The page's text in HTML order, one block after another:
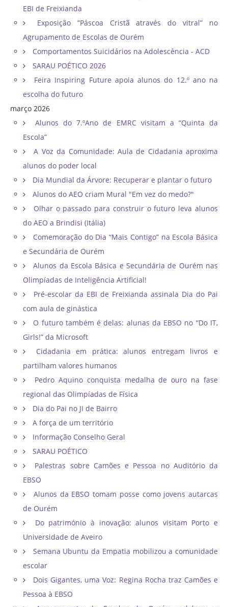
EBI de Freixianda
Exposição “Páscoa Cristã através do vitral” no
Agrupamento de Escolas de Ourém
Comportamentos Suicidários na Adolescência - ACD
SARAU POÉTICO 2026
Feira Inspiring Future apoia alunos do 12.º ano na
escolha do futuro
março 2026
Alunos do 7.ºAno de EMRC visitam a “Quinta da
Escola”
A Voz da Comunidade: Aula de Cidadania aproxima
alunos do poder local
Dia Mundial da Árvore: Recuperar e plantar o futuro
Alunos do AEO criam Mural "Em vez do medo?"
Olhar o passado para construir o futuro leva alunos
do AEO a Brindisi (Itália)
Comemoração do Dia “Mais Contigo” na Escola Básica
e Secundária de Ourém
Alunos da Escola Básica e Secundária de Ourém nas
Olimpíadas de Inteligência Artificial!
Pré-escolar da EBI de Freixianda assinala Dia do Pai
com aula de ginástica
O futuro também é delas: alunas da EBSO no “Do IT,
Girls!” da Microsoft
Cidadania em prática: alunos entregam livros e
partilham valores humanos
Pedro Aquino conquista medalha de ouro na fase
regional das Olimpíadas de Física
Dia do Pai no JI de Bairro
A força de um território
Informação Conselho Geral
SARAU POÉTICO
Palestras sobre Camões e Pessoa no Auditório da
EBSO
Alunos da EBSO tomam posse como jovens autarcas
de Ourém
Do património à inovação: alunos visitam Porto e
Universidade de Aveiro
Semana Ubuntu da Empatia mobilizou a comunidade
escolar
Dois Gigantes, uma Voz: Regina Rocha traz Camões e
Pessoa à EBSO